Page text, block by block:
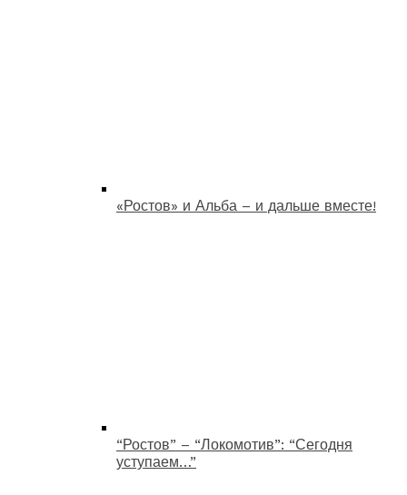
«Ростов» и Альба – и дальше вместе!
“Ростов” – “Локомотив”: “Сегодня
уступаем…”